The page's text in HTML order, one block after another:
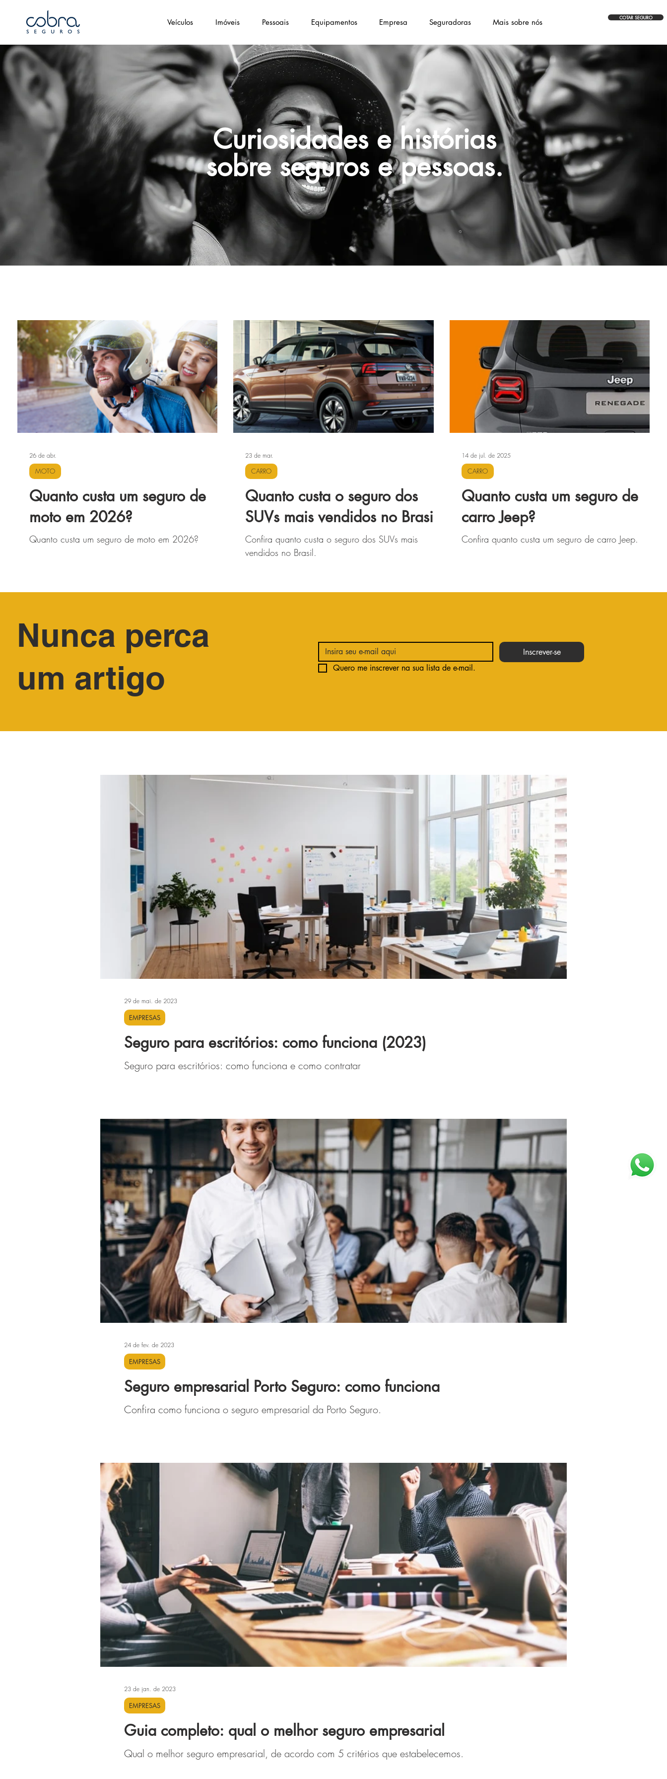
Veículos Imóveis Pessoais Equipamentos Empresa Seguradoras Mais sobre nós COTAR SEGURO
Curiosidades e histórias
sobre seguros e pessoas.
Quanto custa um seguro de
moto em 2026?
Quanto custa um seguro de moto em 2026?
MOTO
26 de abr.
Quanto custa o seguro dos
SUVs mais vendidos no Brasil
Confira quanto custa o seguro dos SUVs mais
vendidos no Brasil.
CARRO
23 de mar.
Quanto custa um seguro de
carro Jeep?
Confira quanto custa um seguro de carro Jeep.
CARRO
14 de jul. de 2025
Nunca perca
um artigo
Inscrever-se
Quero me inscrever na sua lista de e-mail.
Seguro para escritórios: como funciona (2023)
Seguro para escritórios: como funciona e como contratar
EMPRESAS
29 de mai. de 2023
Seguro empresarial Porto Seguro: como funciona
Confira como funciona o seguro empresarial da Porto Seguro.
EMPRESAS
24 de fev. de 2023
Guia completo: qual o melhor seguro empresarial
Qual o melhor seguro empresarial, de acordo com 5 critérios que estabelecemos.
EMPRESAS
23 de jan. de 2023